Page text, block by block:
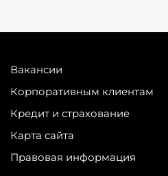
Вакансии
Корпоративным клиентам
Кредит и страхование
Карта сайта
Правовая информация